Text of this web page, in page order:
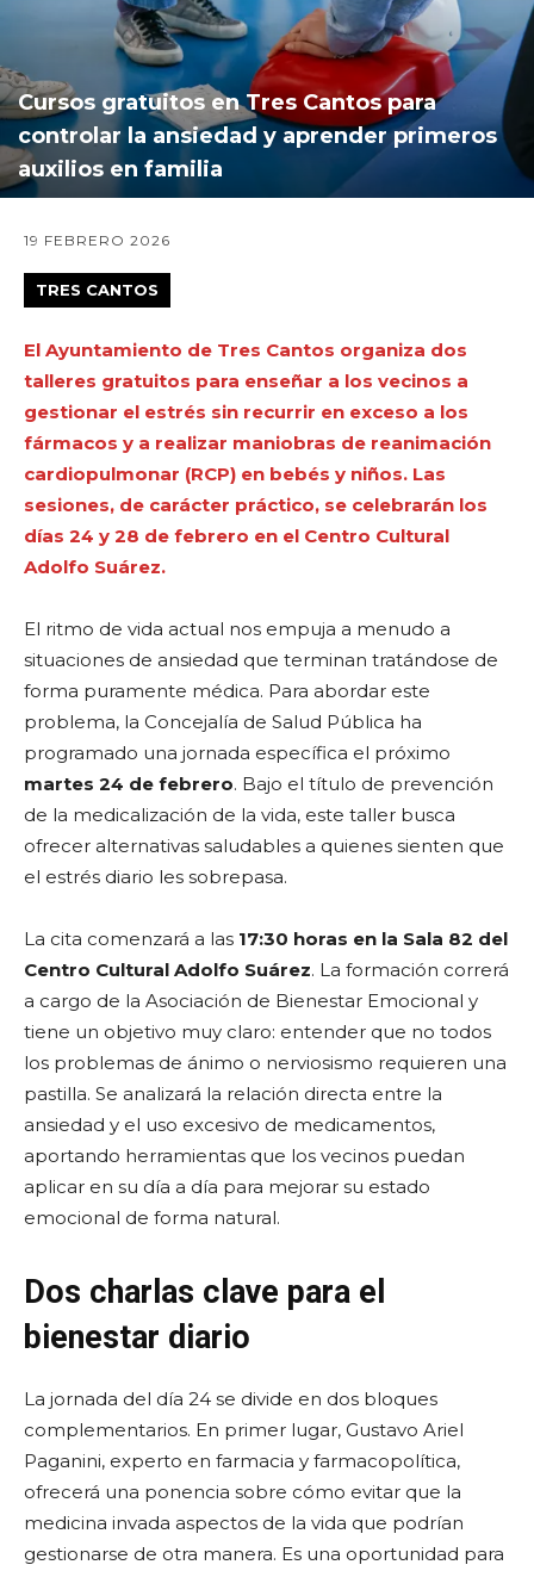
Cursos gratuitos en Tres Cantos para
controlar la ansiedad y aprender primeros
auxilios en familia
19 FEBRERO 2026
TRES CANTOS
El Ayuntamiento de Tres Cantos organiza dos
talleres gratuitos para enseñar a los vecinos a
gestionar el estrés sin recurrir en exceso a los
fármacos y a realizar maniobras de reanimación
cardiopulmonar (RCP) en bebés y niños. Las
sesiones, de carácter práctico, se celebrarán los
días 24 y 28 de febrero en el Centro Cultural
Adolfo Suárez.
El ritmo de vida actual nos empuja a menudo a
situaciones de ansiedad que terminan tratándose de
forma puramente médica. Para abordar este
problema, la Concejalía de Salud Pública ha
programado una jornada específica el próximo
martes 24 de febrero. Bajo el título de prevención
de la medicalización de la vida, este taller busca
ofrecer alternativas saludables a quienes sienten que
el estrés diario les sobrepasa.
La cita comenzará a las 17:30 horas en la Sala 82 del
Centro Cultural Adolfo Suárez. La formación correrá
a cargo de la Asociación de Bienestar Emocional y
tiene un objetivo muy claro: entender que no todos
los problemas de ánimo o nerviosismo requieren una
pastilla. Se analizará la relación directa entre la
ansiedad y el uso excesivo de medicamentos,
aportando herramientas que los vecinos puedan
aplicar en su día a día para mejorar su estado
emocional de forma natural.
Dos charlas clave para el
bienestar diario
La jornada del día 24 se divide en dos bloques
complementarios. En primer lugar, Gustavo Ariel
Paganini, experto en farmacia y farmacopolítica,
ofrecerá una ponencia sobre cómo evitar que la
medicina invada aspectos de la vida que podrían
gestionarse de otra manera. Es una oportunidad para